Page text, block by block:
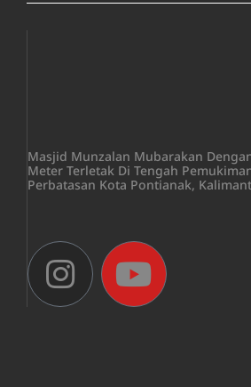
Masjid Munzalan Mubarakan
Meter Terletak Di Tengah
Perbatasan Kota Pontianak,